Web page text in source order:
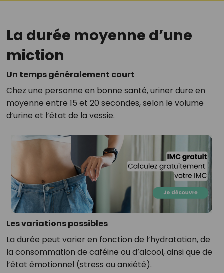
La durée moyenne d’une
miction
Un temps généralement court
Chez une personne en bonne santé, uriner dure en
moyenne entre 15 et 20 secondes, selon le volume
d’urine et l’état de la vessie.
Les variations possibles
La durée peut varier en fonction de l’hydratation, de
la consommation de caféine ou d’alcool, ainsi que de
l’état émotionnel (stress ou anxiété).